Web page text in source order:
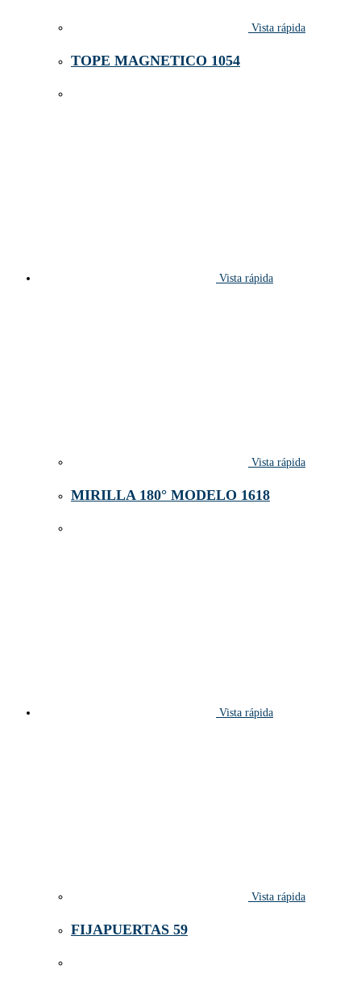
Vista rápida
TOPE MAGNETICO 1054
Vista rápida
Vista rápida
MIRILLA 180° MODELO 1618
Vista rápida
Vista rápida
FIJAPUERTAS 59